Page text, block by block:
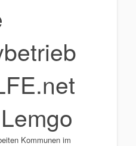
Kommunen im